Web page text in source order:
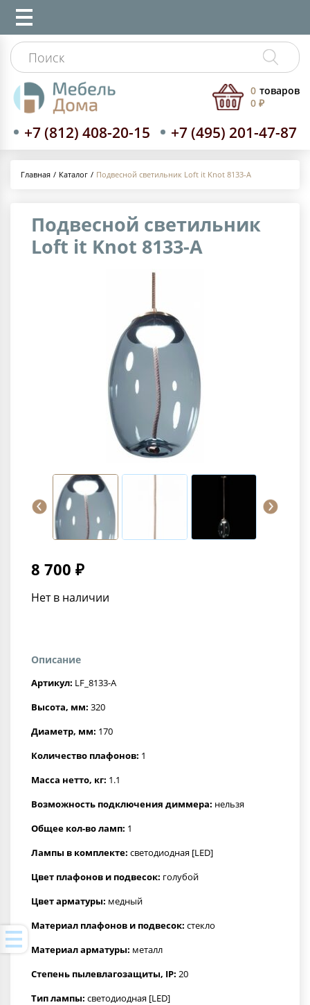
+7 (812) 408-20-15 +7 (495) 201-47-87
0 товаров
0 ₽
Главная Каталог Подвесной светильник Loft it Knot 8133-A
Подвесной светильник
Loft it Knot 8133-A
8 700 ₽
Нет в наличии
Описание
Артикул: LF_8133-A
Высота, мм: 320
Диаметр, мм: 170
Количество плафонов: 1
Масса нетто, кг: 1.1
Возможность подключения диммера: нельзя
Общее кол-во ламп: 1
Лампы в комплекте: светодиодная [LED]
Цвет плафонов и подвесок: голубой
Цвет арматуры: медный
Материал плафонов и подвесок: стекло
Материал арматуры: металл
Степень пылевлагозащиты, IP: 20
Тип лампы: светодиодная [LED]